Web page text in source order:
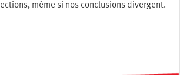
même si nos conclusions divergent.